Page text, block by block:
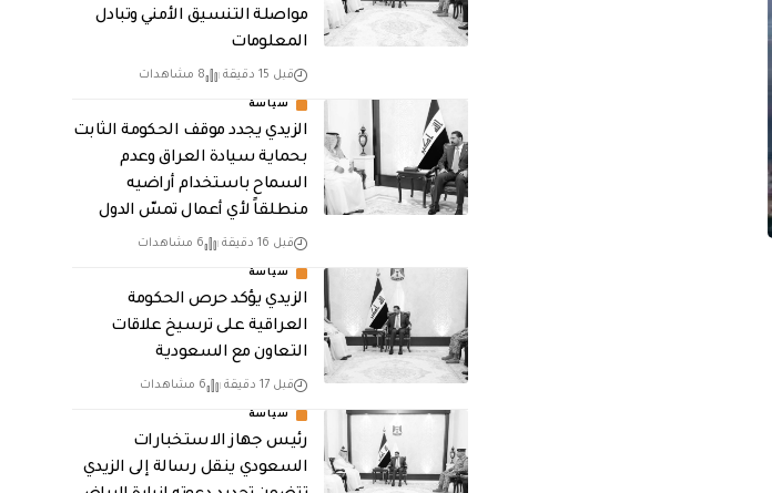
مواصلة التنسيق الأمني وتبادل
المعلومات
قبل 15 دقيقة 8 مشاهدات
سياسة
الزيدي يجدد موقف الحكومة الثابت
بحماية سيادة العراق وعدم
السماح باستخدام أراضيه
منطلقاً لأي أعمال تمسّ الدول
قبل 16 دقيقة 6 مشاهدات
سياسة
الزيدي يؤكد حرص الحكومة
العراقية على ترسيخ علاقات
التعاون مع السعودية
قبل 17 دقيقة 6 مشاهدات
سياسة
رئيس جهاز الاستخبارات
السعودي ينقل رسالة إلى الزيدي